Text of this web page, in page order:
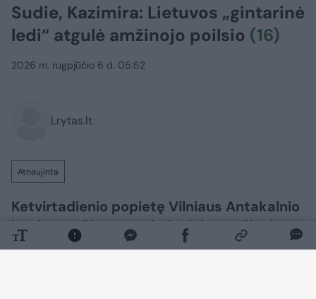
Sudie, Kazimira: Lietuvos „gintarinė
ledi“ atgulė amžinojo poilsio (16)
2026 m. rugpjūčio 6 d. 05:52
Lrytas.lt
Atnaujinta
Ketvirtadienio popietę Vilniaus Antakalnio
kapinėse, Signatarų kalnelyje, amžinojo
poilsio atgulė pirmosios nepriklausomos